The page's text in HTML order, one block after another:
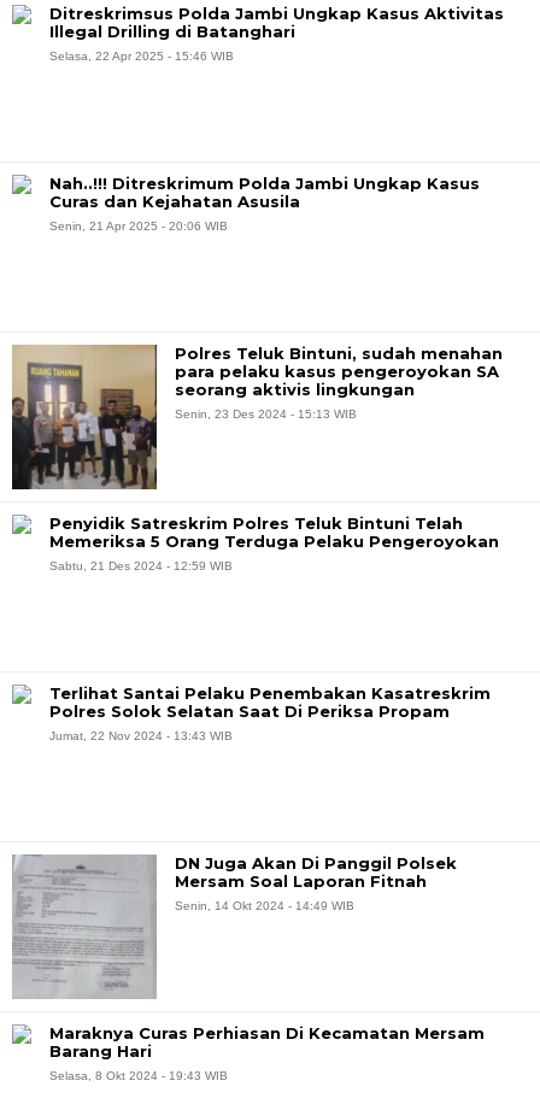
Ditreskrimsus Polda Jambi Ungkap Kasus Aktivitas
Illegal Drilling di Batanghari
Selasa, 22 Apr 2025 - 15:46 WIB
Nah..!!! Ditreskrimum Polda Jambi Ungkap Kasus
Curas dan Kejahatan Asusila
Senin, 21 Apr 2025 - 20:06 WIB
Polres Teluk Bintuni, sudah menahan
para pelaku kasus pengeroyokan SA
seorang aktivis lingkungan
Senin, 23 Des 2024 - 15:13 WIB
Penyidik Satreskrim Polres Teluk Bintuni Telah
Memeriksa 5 Orang Terduga Pelaku Pengeroyokan
Sabtu, 21 Des 2024 - 12:59 WIB
Terlihat Santai Pelaku Penembakan Kasatreskrim
Polres Solok Selatan Saat Di Periksa Propam
Jumat, 22 Nov 2024 - 13:43 WIB
DN Juga Akan Di Panggil Polsek
Mersam Soal Laporan Fitnah
Senin, 14 Okt 2024 - 14:49 WIB
Maraknya Curas Perhiasan Di Kecamatan Mersam
Barang Hari
Selasa, 8 Okt 2024 - 19:43 WIB